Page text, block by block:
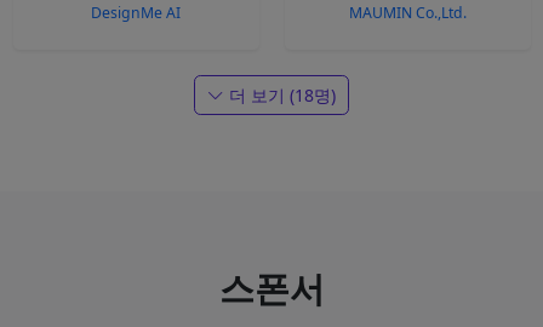
DesignMe AI
MAUMIN Co.,Ltd.
더 보기 (18명)
스폰서